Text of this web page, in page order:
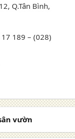
Q.Tân Bình,
189 – (028)
vườn